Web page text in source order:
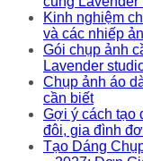
Kinh nghiệm
và các nhiếp
Gói chụp ảnh
Lavender
Chụp ảnh áo
cần biết
Gợi ý cách tạo
đôi, gia đình
Tạo Dáng